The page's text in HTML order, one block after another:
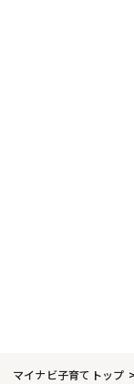
マイナビ子育てトップ